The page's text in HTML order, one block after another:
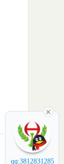
qq:3812831285